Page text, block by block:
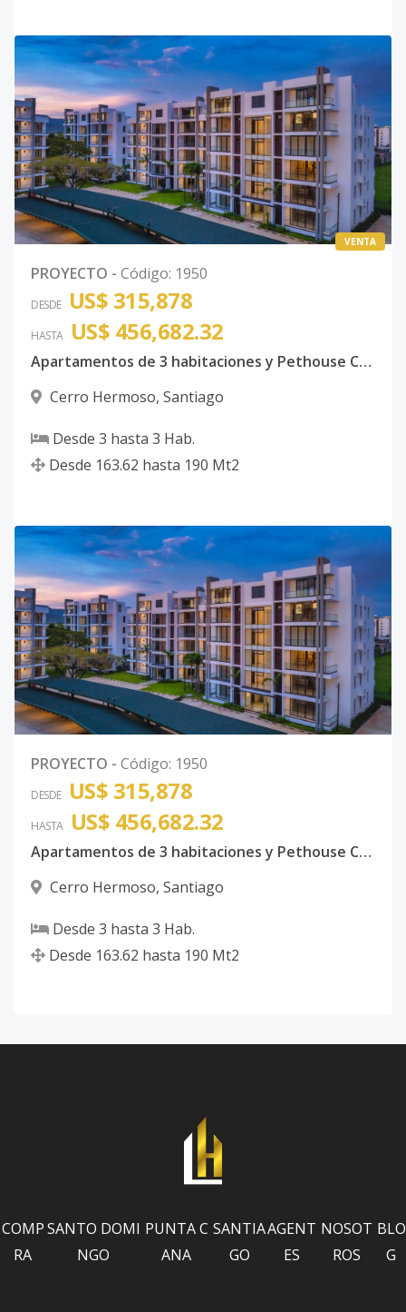
VENTA
PROYECTO - Código: 1950
DESDE US$ 315,878
HASTA US$ 456,682.32
Apartamentos de 3 habitaciones y Pethouse Cerro Hermoso Santiago de los Caballeros
Cerro Hermoso, Santiago
Desde 3 hasta 3 Hab.
Desde 163.62 hasta 190 Mt2
PROYECTO - Código: 1950
DESDE US$ 315,878
HASTA US$ 456,682.32
Apartamentos de 3 habitaciones y Pethouse Cerro Hermoso Santiago de los Caballeros
Cerro Hermoso, Santiago
Desde 3 hasta 3 Hab.
Desde 163.62 hasta 190 Mt2
COMP
RA
SANTO DOMI
NGO
PUNTA C
ANA
SANTIA
GO
AGENT
ES
NOSOT
ROS
BLO
G